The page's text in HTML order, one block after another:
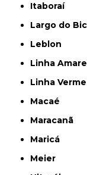
Itaboraí
Largo do
Leblon
Linha
Linha
Macaé
Maracanã
Maricá
Meier